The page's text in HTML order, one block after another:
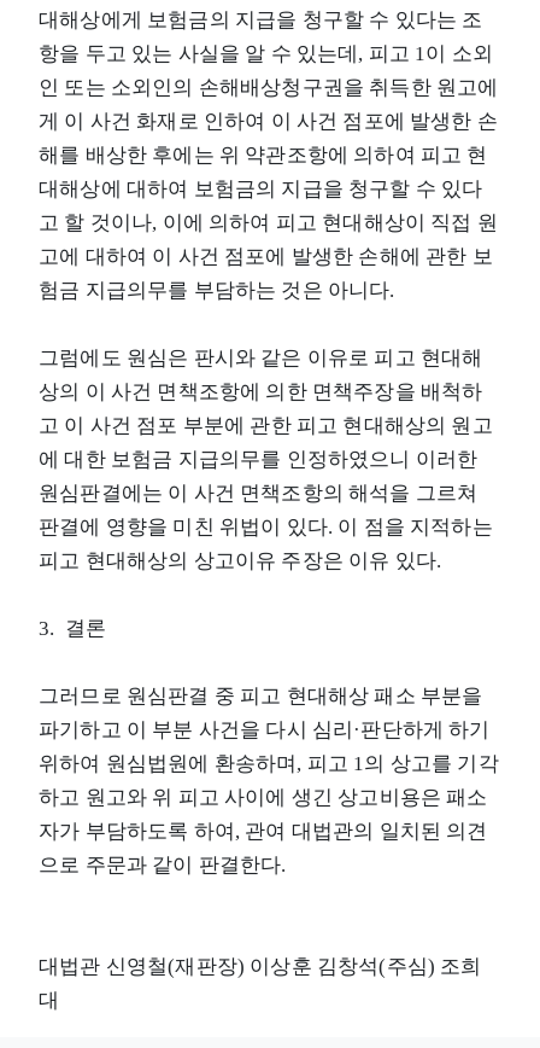
대해상에게 보험금의 지급을 청구할 수 있다는 조
항을 두고 있는 사실을 알 수 있는데, 피고 1이 소외
인 또는 소외인의 손해배상청구권을 취득한 원고에
게 이 사건 화재로 인하여 이 사건 점포에 발생한 손
해를 배상한 후에는 위 약관조항에 의하여 피고 현
대해상에 대하여 보험금의 지급을 청구할 수 있다
고 할 것이나, 이에 의하여 피고 현대해상이 직접 원
고에 대하여 이 사건 점포에 발생한 손해에 관한 보
험금 지급의무를 부담하는 것은 아니다.
그럼에도 원심은 판시와 같은 이유로 피고 현대해
상의 이 사건 면책조항에 의한 면책주장을 배척하
고 이 사건 점포 부분에 관한 피고 현대해상의 원고
에 대한 보험금 지급의무를 인정하였으니 이러한
원심판결에는 이 사건 면책조항의 해석을 그르쳐
판결에 영향을 미친 위법이 있다. 이 점을 지적하는
피고 현대해상의 상고이유 주장은 이유 있다.
3. 결론
그러므로 원심판결 중 피고 현대해상 패소 부분을
파기하고 이 부분 사건을 다시 심리·판단하게 하기
위하여 원심법원에 환송하며, 피고 1의 상고를 기각
하고 원고와 위 피고 사이에 생긴 상고비용은 패소
자가 부담하도록 하여, 관여 대법관의 일치된 의견
으로 주문과 같이 판결한다.
대법관 신영철(재판장) 이상훈 김창석(주심) 조희
대